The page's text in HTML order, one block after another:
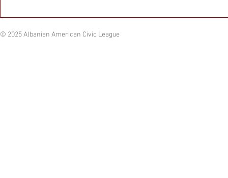
© 2025 Albanian American Civic League